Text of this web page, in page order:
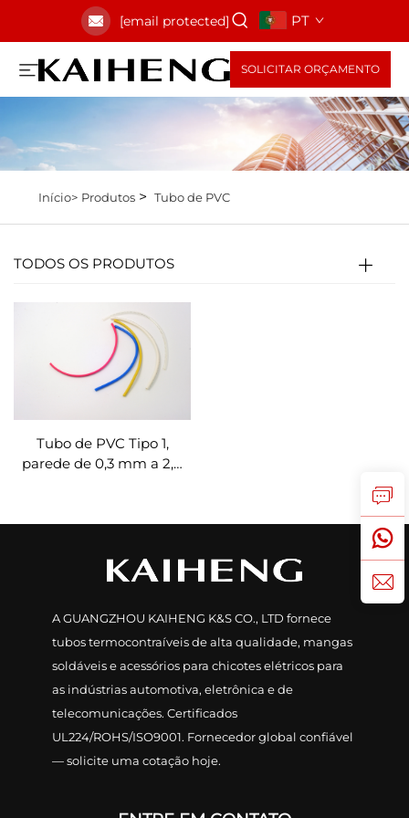
[email protected] PT
SOLICITAR ORÇAMENTO
Início> Produtos> Tubo de PVC
TODOS OS PRODUTOS
Tubo de PVC Tipo 1,
parede de 0,3 mm a 2,0
A GUANGZHOU KAIHENG K&S CO., LTD fornece
tubos termocontraíveis de alta qualidade, mangas
soldáveis e acessórios para chicotes elétricos para
as indústrias automotiva, eletrônica e de
telecomunicações. Certificados
UL224/ROHS/ISO9001. Fornecedor global confiável
— solicite uma cotação hoje.